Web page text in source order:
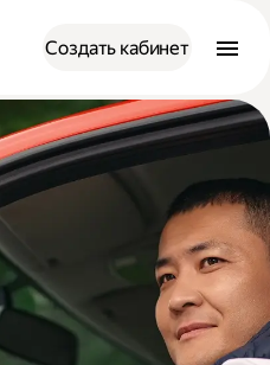
Создать кабинет